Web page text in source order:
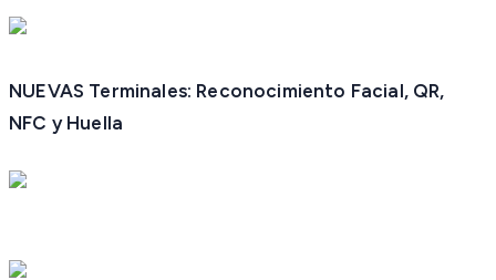
NUEVAS Terminales: Reconocimiento Facial, QR,
NFC y Huella